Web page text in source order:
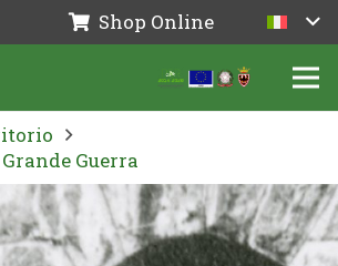
Shop Online
Guerra